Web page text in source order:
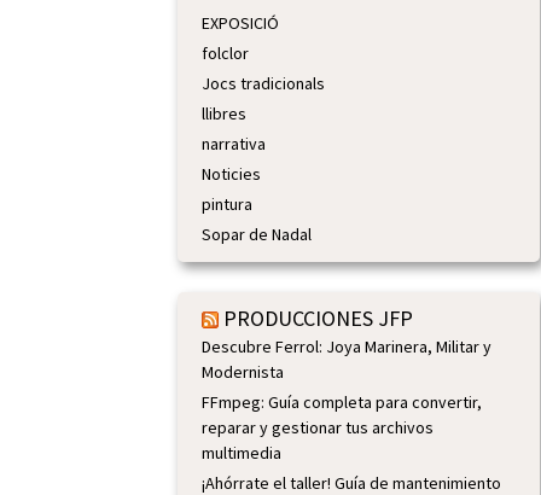
EXPOSICIÓ
folclor
Jocs tradicionals
llibres
narrativa
Noticies
pintura
Sopar de Nadal
PRODUCCIONES JFP
Descubre Ferrol: Joya Marinera, Militar y
Modernista
FFmpeg: Guía completa para convertir,
reparar y gestionar tus archivos
multimedia
¡Ahórrate el taller! Guía de mantenimiento